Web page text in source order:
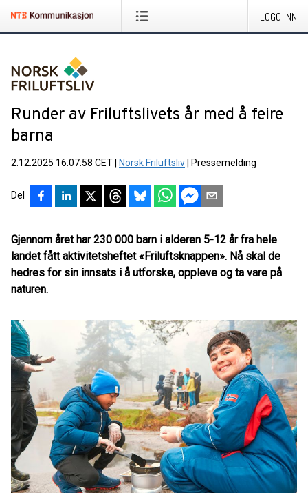
LOGG INN
Runder av Friluftslivets år med å feire
barna
2.12.2025 16:07:58 CET Norsk Friluftsliv Pressemelding
Del
Gjennom året har 230 000 barn i alderen 5-12 år fra hele
landet fått aktivitetsheftet «Friluftsknappen». Nå skal de
hedres for sin innsats i å utforske, oppleve og ta vare på
naturen.